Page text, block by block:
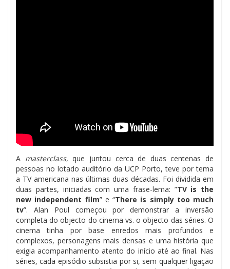
A masterclass, que juntou cerca de duas centenas de
pessoas no lotado auditório da UCP Porto, teve por tema
a TV americana nas últimas duas décadas. Foi dividida em
duas partes, iniciadas com uma frase-lema: ”TV is the
new independent film” e “There is simply too much
tv”. Alan Poul começou por demonstrar a inversão
completa do objecto do cinema vs. o objecto das séries. O
cinema tinha por base enredos mais profundos e
complexos, personagens mais densas e uma história que
exigia acompanhamento atento do início até ao final. Nas
séries, cada episódio subsistia por si, sem qualquer ligação